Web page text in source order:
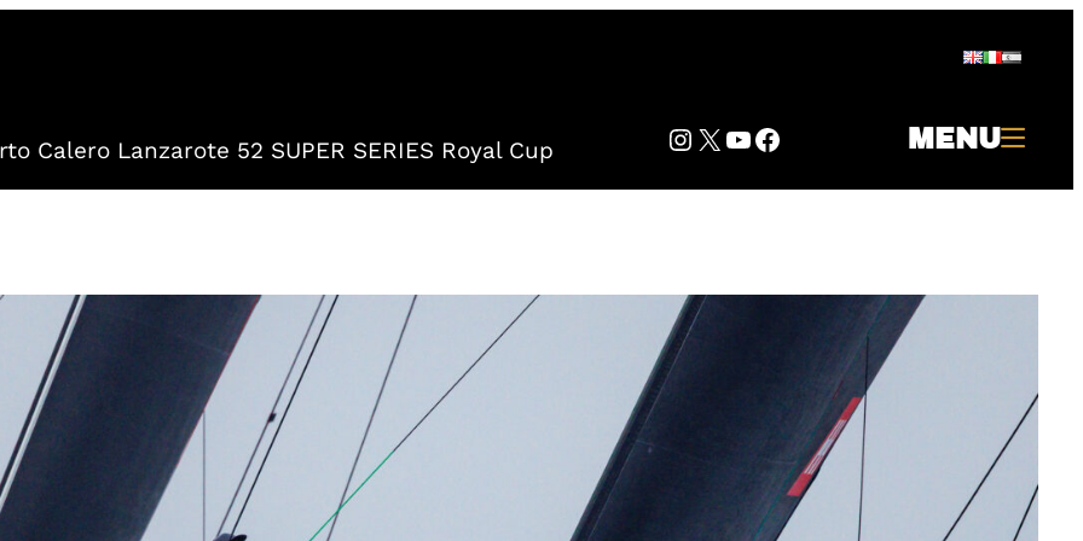
Calero Lanzarote 52 SUPER SERIES Royal Cup Instagram
Twitter
YouTube
Facebook MENU